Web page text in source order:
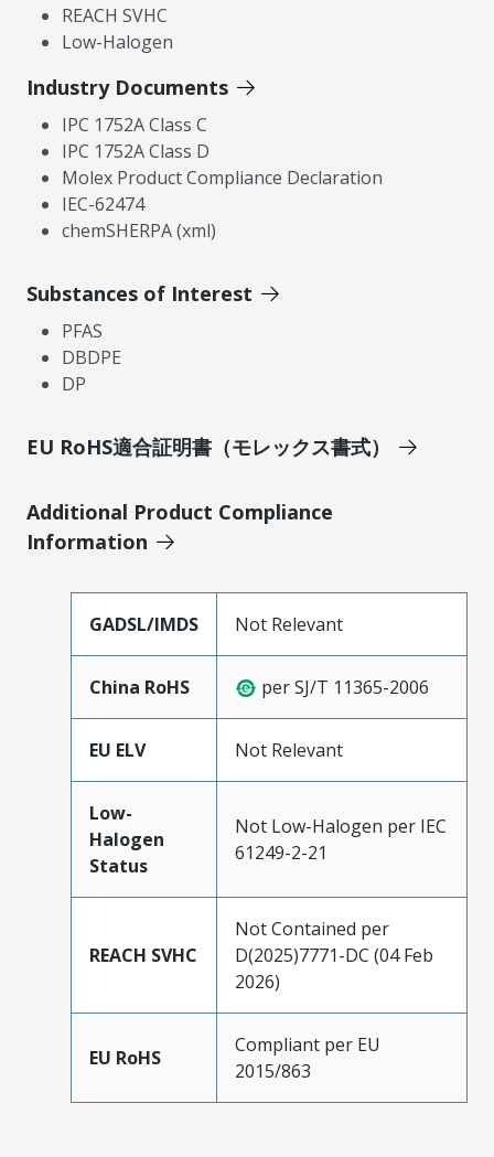
REACH SVHC
Low-Halogen
Industry Documents
IPC 1752A Class C
IPC 1752A Class D
Molex Product Compliance Declaration
IEC-62474
chemSHERPA (xml)
Substances of Interest
PFAS
DBDPE
DP
EU RoHS適合証明書（モレックス書式）
Additional Product Compliance
Information
GADSL/IMDS Not Relevant
China RoHS per SJ/T 11365-2006
EU ELV Not Relevant
Low-
Halogen
Status
Not Low-Halogen per IEC
61249-2-21
REACH SVHC
Not Contained per
D(2025)7771-DC (04 Feb
2026)
EU RoHS
Compliant per EU
2015/863